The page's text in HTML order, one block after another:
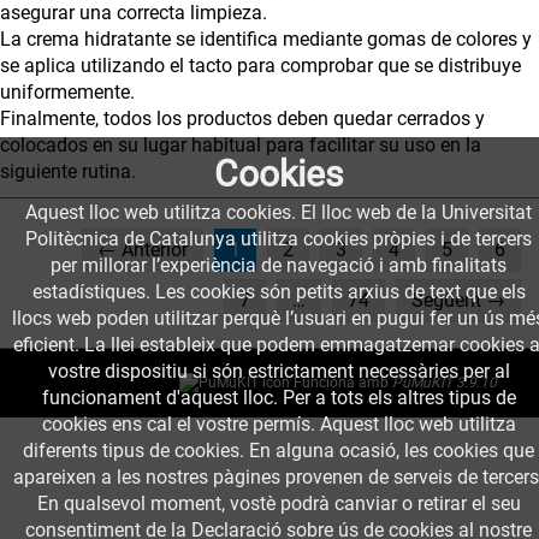
asegurar una correcta limpieza.
La crema hidratante se identifica mediante gomas de colores y
se aplica utilizando el tacto para comprobar que se distribuye
uniformemente.
Finalmente, todos los productos deben quedar cerrados y
colocados en su lugar habitual para facilitar su uso en la
siguiente rutina.
← Anterior 1 (current)
2 3 4 5 6
7 … 74 Següent →
Cookies
Aquest lloc web utilitza cookies. El lloc web de la Universitat
Politècnica de Catalunya utilitza cookies pròpies i de tercers
per millorar l’experiència de navegació i amb finalitats
estadístiques. Les cookies són petits arxius de text que els
llocs web poden utilitzar perquè l’usuari en pugui fer un ús
eficient. La llei estableix que podem emmagatzemar cookies
vostre dispositiu si són estrictament necessàries per al
funcionament d'aquest lloc. Per a tots els altres tipus de
cookies ens cal el vostre permís. Aquest lloc web utilitza
diferents tipus de cookies. En alguna ocasió, les cookies que
apareixen a les nostres pàgines provenen de serveis de
En qualsevol moment, vostè podrà canviar o retirar el seu
consentiment de la Declaració sobre ús de cookies al nostre
Funciona ambPuMuKIT 3.9.10